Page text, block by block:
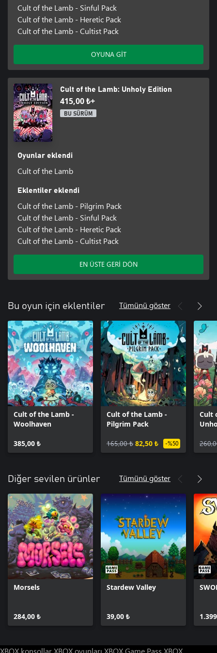
Cult of the Lamb - Sinful Pack
Cult of the Lamb - Heretic Pack
Cult of the Lamb - Cultist Pack
OYUNA GİT
Cult of the Lamb: Unholy Edition
415,00 ₺+
BU SÜRÜM
Oyunlar eklendi
Cult of the Lamb
Eklentiler eklendi
Cult of the Lamb - Pilgrim Pack
Cult of the Lamb - Sinful Pack
Cult of the Lamb - Heretic Pack
Cult of the Lamb - Cultist Pack
EN ÜSTE GERİ DÖN
Bu oyun için eklentiler Tümünü göster
Cult of the Lamb -
Woolhaven
385,00 ₺
Cult of the Lamb -
Pilgrim Pack
165,00 ₺ 82,50 ₺ -%50
Cult
Diğer sevilen ürünler Tümünü göster
Morsels
284,00 ₺
Stardew Valley
39,00 ₺
XBOX konsollarXBOX oyunları XBOX Game Pass XBOX